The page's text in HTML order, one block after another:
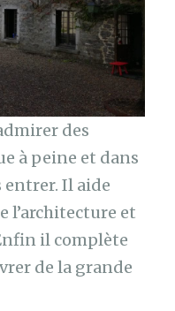
des
à peine et dans
entrer. Il aide
l’architecture et
il complète
de la grande